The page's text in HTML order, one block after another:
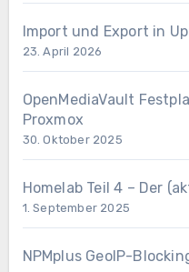
Import und Export in
23. April 2026
OpenMediaVault
Proxmox
30. Oktober 2025
Homelab Teil 4 – Der
1. September 2025
NPMplus GeoIP-